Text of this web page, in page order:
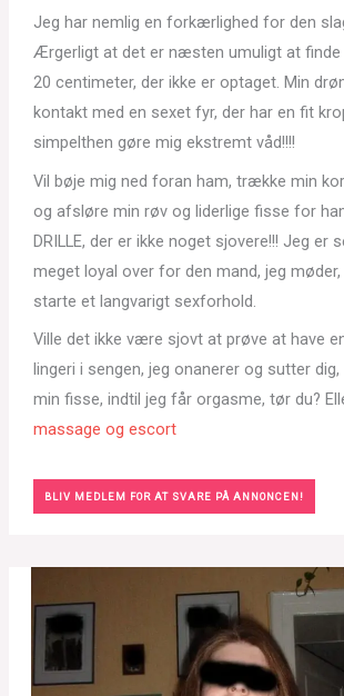
Jeg har nemlig en forkærlighed for den
Ærgerligt at det er næsten umuligt at finde
20 centimeter, der ikke er optaget. Min
kontakt med en sexet fyr, der har en fit
simpelthen gøre mig ekstremt våd!!!!
Vil bøje mig ned foran ham, trække min
og afsløre min røv og liderlige fisse for
DRILLE, der er ikke noget sjovere!!! Jeg er
meget loyal over for den mand, jeg
starte et langvarigt sexforhold.
Ville det ikke være sjovt at prøve at have
lingeri i sengen, jeg onanerer og sutter
min fisse, indtil jeg får orgasme, tør du?
massage og escort
BLIV MEDLEM FOR AT SVARE PÅ ANNONCEN!